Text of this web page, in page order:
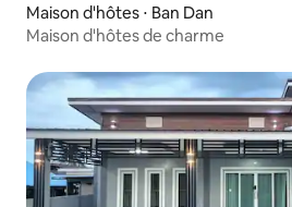
Maison d'hôtes ⋅ Ban Dan
Maison d'hôtes de charme